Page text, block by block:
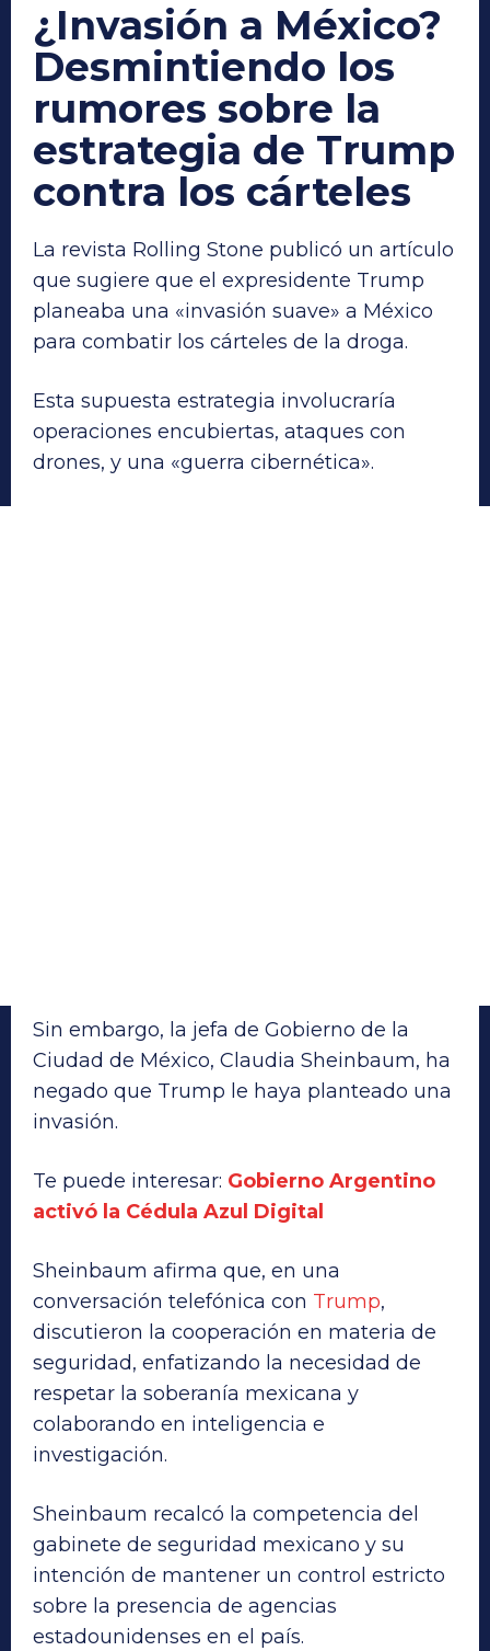
¿Invasión a México?
Desmintiendo los
rumores sobre la
estrategia de Trump
contra los cárteles
La revista Rolling Stone publicó un artículo
que sugiere que el expresidente Trump
planeaba una «invasión suave» a México
para combatir los cárteles de la droga.
Esta supuesta estrategia involucraría
operaciones encubiertas, ataques con
drones, y una «guerra cibernética».
Sin embargo, la jefa de Gobierno de la
Ciudad de México, Claudia Sheinbaum, ha
negado que Trump le haya planteado una
invasión.
Te puede interesar: Gobierno Argentino
activó la Cédula Azul Digital
Sheinbaum afirma que, en una
conversación telefónica con Trump,
discutieron la cooperación en materia de
seguridad, enfatizando la necesidad de
respetar la soberanía mexicana y
colaborando en inteligencia e
investigación.
Sheinbaum recalcó la competencia del
gabinete de seguridad mexicano y su
intención de mantener un control estricto
sobre la presencia de agencias
estadounidenses en el país.